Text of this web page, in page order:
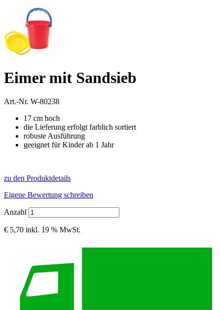
Eimer mit Sandsieb
Art.-Nr. W-80238
17 cm hoch
die Lieferung erfolgt farblich sortiert
robuste Ausführung
geeignet für Kinder ab 1 Jahr
zu den Produktdetails
Eigene Bewertung schreiben
Anzahl
€ 5,70 inkl. 19 % MwSt.